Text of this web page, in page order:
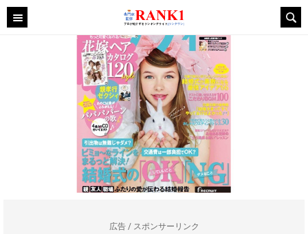
広告 / スポンサーリンク